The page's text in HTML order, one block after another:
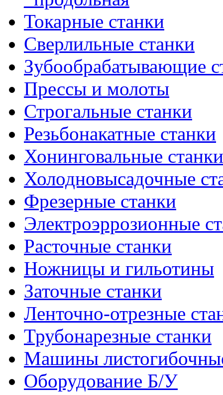
Токарные станки
Сверлильные станки
Зубообрабатывающие
Прессы и молоты
Строгальные станки
Резьбонакатные станки
Хонинговальные станки
Холодновысадочные
Фрезерные станки
Электроэррозионные
Расточные станки
Ножницы и гильотины
Заточные станки
Ленточно-отрезные
Трубонарезные станки
Машины
Оборудование Б/У